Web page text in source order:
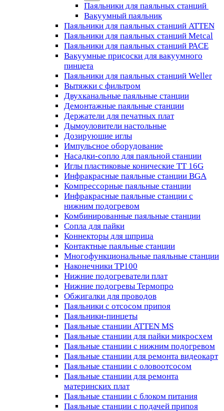
Паяльники для паяльных станций
Вакуумный паяльник
Паяльники для паяльных станций ATTEN
Паяльники для паяльных станций Metcal
Паяльники для паяльных станций PACE
Вакуумные присоски для вакуумного
пинцета
Паяльники для паяльных станций Weller
Вытяжки с фильтром
Двухканальные паяльные станции
Демонтажные паяльные станции
Держатели для печатных плат
Дымоуловители настольные
Дозирующие иглы
Импульсное оборудование
Насадки-сопло для паяльной станции
Иглы пластиковые конические TT 16G
Инфракрасные паяльные станции BGA
Компрессорные паяльные станции
Инфракрасные паяльные станции с
нижним подогревом
Комбинированные паяльные станции
Сопла для пайки
Коннекторы для шприца
Контактные паяльные станции
Многофункциональные паяльные станции
Наконечники TP100
Нижние подогреватели плат
Нижние подогревы Термопро
Обжигалки для проводов
Паяльники с отсосом припоя
Паяльники-пинцеты
Паяльные станции ATTEN MS
Паяльные станции для пайки микросхем
Паяльные станции с нижним подогревом
Паяльные станции для ремонта видеокарт
Паяльные станции с оловоотсосом
Паяльные станции для ремонта
материнских плат
Паяльные станции с блоком питания
Паяльные станции с подачей припоя